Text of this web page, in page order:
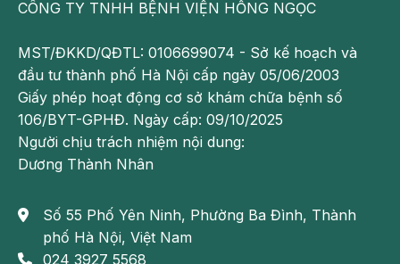
củaBệnh viện Đa khoa Hồng Ngọc mang tính chất
hoặc điều trị y khoa. Người bệnh không được tự ý
mua thuốc để điều trị. Để biết chính xác tình trạng
bệnh lý người bệnh cần tới các bệnh viện để được
bác sĩ thăm khám trực tiếp chẩn đoán và tư vấn
phác đồ điều trị hợp lý.
Theo dõi fanpage của
CÔNG TY TNHH BỆNH VIỆN HỒNG NGỌC
MST/ĐKKD/QĐTL: 0106699074 - Sở kế hoạch và
đầu tư thành phố Hà Nội cấp ngày 05/06/2003
Giấy phép hoạt động cơ sở khám chữa bệnh số
106/BYT-GPHĐ. Ngày cấp: 09/10/2025
Người chịu trách nhiệm nội dung:
Dương Thành Nhân
Số 55 Phố Yên Ninh, Phường Ba Đình, Thành
phố Hà Nội, Việt Nam
024 3927 5568